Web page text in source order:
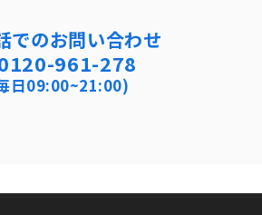
でのお問い合わせ
961-278
日09:00~21:00)